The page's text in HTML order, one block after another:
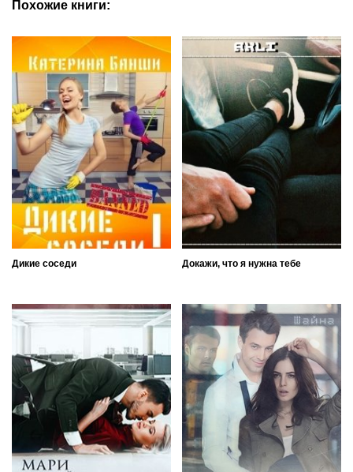
Похожие книги:
Дикие соседи Докажи, что я нужна тебе